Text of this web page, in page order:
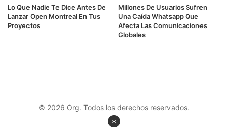
Lo Que Nadie Te Dice Antes De
Lanzar Open Montreal En Tus
Proyectos
Millones De Usuarios Sufren
Una Caída Whatsapp Que
Afecta Las Comunicaciones
Globales
×
© 2026 Org. Todos los derechos reservados.